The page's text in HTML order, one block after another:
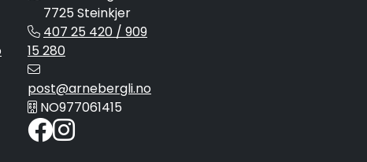
7725 Steinkjer
407 25 420 / 909
15 280
post@arnebergli.no
NO977061415